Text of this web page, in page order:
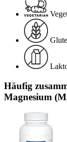
Häufig
Magnesium